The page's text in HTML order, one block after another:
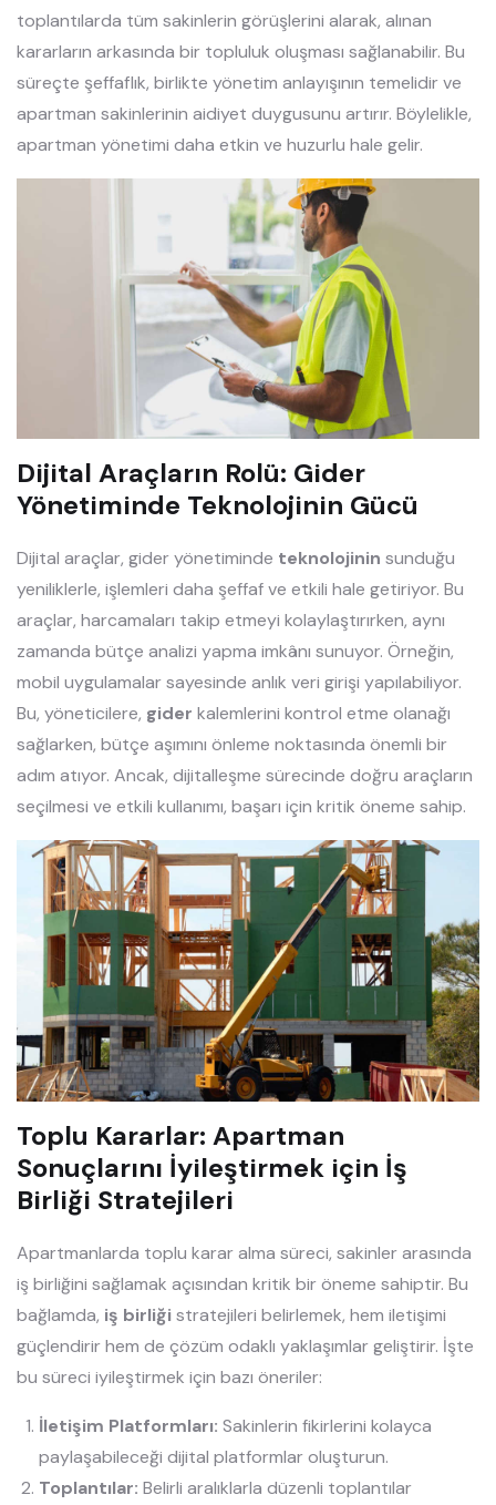
toplantılarda tüm sakinlerin görüşlerini alarak, alınan
kararların arkasında bir topluluk oluşması sağlanabilir. Bu
süreçte şeffaflık, birlikte yönetim anlayışının temelidir ve
apartman sakinlerinin aidiyet duygusunu artırır. Böylelikle,
apartman yönetimi daha etkin ve huzurlu hale gelir.
Dijital Araçların Rolü: Gider
Yönetiminde Teknolojinin Gücü
Dijital araçlar, gider yönetiminde teknolojinin sunduğu
yeniliklerle, işlemleri daha şeffaf ve etkili hale getiriyor. Bu
araçlar, harcamaları takip etmeyi kolaylaştırırken, aynı
zamanda bütçe analizi yapma imkânı sunuyor. Örneğin,
mobil uygulamalar sayesinde anlık veri girişi yapılabiliyor.
Bu, yöneticilere, gider kalemlerini kontrol etme olanağı
sağlarken, bütçe aşımını önleme noktasında önemli bir
adım atıyor. Ancak, dijitalleşme sürecinde doğru araçların
seçilmesi ve etkili kullanımı, başarı için kritik öneme sahip.
Toplu Kararlar: Apartman
Sonuçlarını İyileştirmek için İş
Birliği Stratejileri
Apartmanlarda toplu karar alma süreci, sakinler arasında
iş birliğini sağlamak açısından kritik bir öneme sahiptir. Bu
bağlamda, iş birliğistratejileri belirlemek, hem iletişimi
güçlendirir hem de çözüm odaklı yaklaşımlar geliştirir. İşte
bu süreci iyileştirmek için bazı öneriler:
İletişim Platformları: Sakinlerin fikirlerini kolayca
paylaşabileceği dijital platformlar oluşturun.
Toplantılar: Belirli aralıklarla düzenli toplantılar